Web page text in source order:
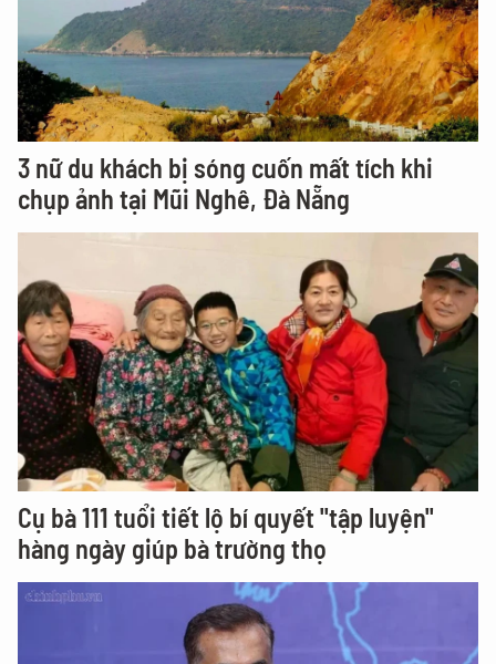
3 nữ du khách bị sóng cuốn mất tích khi
chụp ảnh tại Mũi Nghê, Đà Nẵng
Cụ bà 111 tuổi tiết lộ bí quyết "tập luyện"
hàng ngày giúp bà trường thọ